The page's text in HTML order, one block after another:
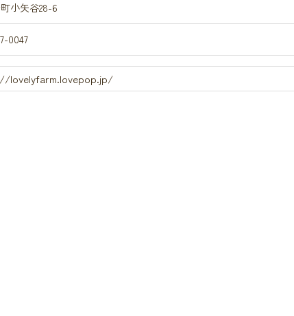
小矢谷28-6
0047
lovelyfarm.lovepop.jp/